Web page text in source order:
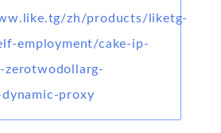
zh/products/liketg-
employment/cake-ip-
zerotwodollarg-
proxy